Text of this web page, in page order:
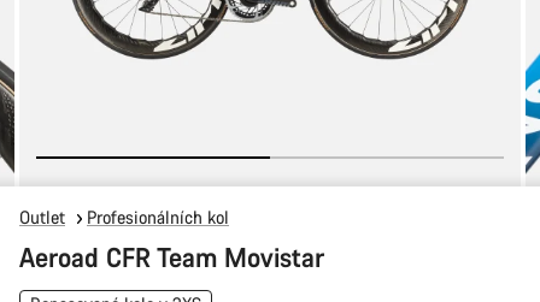
Outlet Profesionálních kol
Aeroad CFR Team Movistar